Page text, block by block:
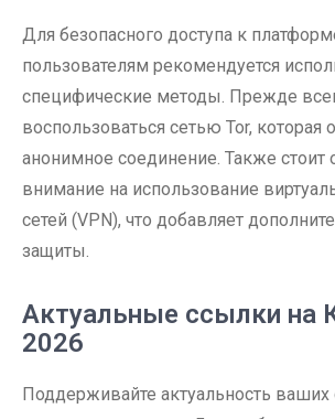
Для безопасного доступа к
пользователям рекомендуется
специфические методы. Прежде
воспользоваться сетью Tor, которая
анонимное соединение. Также стоит
внимание на использование
сетей (VPN), что добавляет
защиты.
Актуальные ссылки на
2026
Поддерживайте актуальность ваших